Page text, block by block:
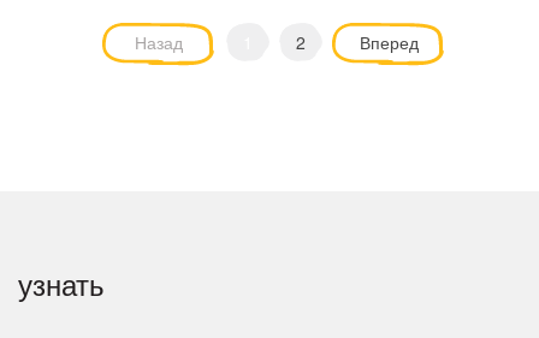
Назад 2 Вперед
узнать